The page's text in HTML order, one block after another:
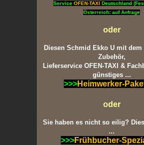
Service OFEN-TAXI Deutschland
Österreich: auf Anfrage
oder
Diesen Schmid Ekko U mit
Zubehör,
Lieferservice OFEN-TAXI &
günstiges ...
>>>Heimwerker-
oder
Sie haben es nicht so eilig?
...
>>>Frühbucher-